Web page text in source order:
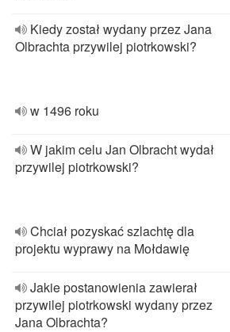
Kiedy został wydany przez Jana
Olbrachta przywilej piotrkowski?
w 1496 roku
W jakim celu Jan Olbracht wydał
przywilej piotrkowski?
Chciał pozyskać szlachtę dla
projektu wyprawy na Mołdawię
Jakie postanowienia zawierał
przywilej piotrkowski wydany przez
Jana Olbrachta?